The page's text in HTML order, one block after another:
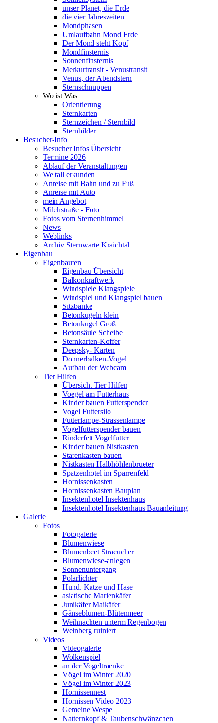
unser Planet, die Erde
die vier Jahreszeiten
Mondphasen
Umlaufbahn Mond Erde
Der Mond steht Kopf
Mondfinsternis
Sonnenfinsternis
Merkurtransit - Venustransit
Venus, der Abendstern
Sternschnuppen
Wo ist Was
Orientierung
Sternkarten
Sternzeichen / Sternbild
Sternbilder
Besucher-Info
Besucher Infos Übersicht
Termine 2026
Ablauf der Veranstaltungen
Weltall erkunden
Anreise mit Bahn und zu Fuß
Anreise mit Auto
mein Angebot
Milchstraße - Foto
Fotos vom Sternenhimmel
News
Weblinks
Archiv Sternwarte Kraichtal
Eigenbau
Eigenbauten
Eigenbau Übersicht
Balkonkraftwerk
Windspiele Klangspiele
Windspiel und Klangspiel bauen
Sitzbänke
Betonkugeln klein
Betonkugel Groß
Betonsäule Scheibe
Sternkarten-Koffer
Deepsky- Karten
Donnerbalken-Vogel
Aufbau der Webcam
Tier Hilfen
Übersicht Tier Hilfen
Voegel am Futterhaus
Kinder bauen Futterspender
Vogel Futtersilo
Futterlampe-Strassenlampe
Vogelfutterspender bauen
Rinderfett Vogelfutter
Kinder bauen Nistkasten
Starenkasten bauen
Nistkasten Halbhöhlenbrueter
Spatzenhotel im Sparrenfeld
Hornissenkasten
Hornissenkasten Bauplan
Insektenhotel Insektenhaus
Insektenhotel Insektenhaus Bauanleitung
Galerie
Fotos
Fotogalerie
Blumenwiese
Blumenbeet Straeucher
Blumenwiese-anlegen
Sonnenuntergang
Polarlichter
Hund, Katze und Hase
asiatische Marienkäfer
Junikäfer Maikäfer
Gänseblumen-Blütenmeer
Weihnachten unterm Regenbogen
Weinberg ruiniert
Videos
Videogalerie
Wolkenspiel
an der Vogeltraenke
Vögel im Winter 2020
Vögel im Winter 2023
Hornissennest
Hornissen Video 2023
Gemeine Wespe
Natternkopf & Taubenschwänzchen